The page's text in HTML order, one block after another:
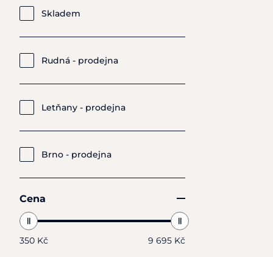
Skladem
Rudná - prodejna
Letňany - prodejna
Brno - prodejna
Cena
350 Kč 9 695 Kč